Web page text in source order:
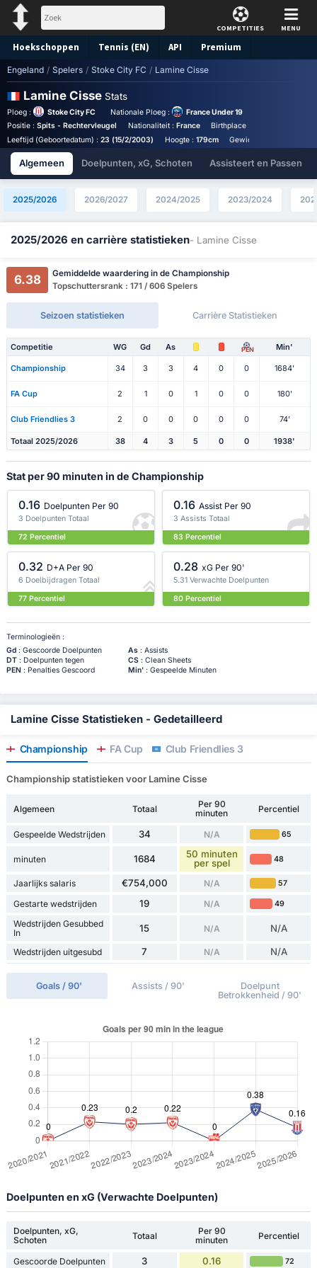
COMPETITIES MENU
Hoekschoppen Tennis (EN) API Premium
Voorspelling
Engeland / Spelers / Stoke City FC / Lamine Cisse
Lamine Cisse Stats
Ploeg : Stoke City FC Nationale Ploeg :
France Under 19
Positie : Spits - Rechtervleugel Nationaliteit : France Birthplace :
Leeftijd (Geboortedatum) : 23 (15/2/2003) Hoogte : 179cm Gewicht :
Algemeen Doelpunten, xG, Schoten Assisteert en Passen
2025/2026 2026/2027 2024/2025 2023/2024
2025/2026 en carrière statistieken- Lamine Cisse
6.38
Gemiddelde waardering in de Championship
Topschuttersrank : 171 / 606 Spelers
Seizoen statistieken Carrière Statistieken
Competitie WG Gd As PEN Min'
Championship 34 3 3 4 0 0 1684'
FA Cup 2 1 0 1 0 0 180'
Club Friendlies 3 2 0 0 0 0 0 74'
Totaal 2025/2026 38 4 3 5 0 0 1938'
Stat per 90 minuten in de Championship
0.16 Doelpunten Per 90
3 Doelpunten Totaal
72 Percentiel
0.16 Assist Per 90
3 Assists Totaal
83 Percentiel
0.32 D+A Per 90
6 Doelbijdragen Totaal
77 Percentiel
0.28 xG Per 90'
5.31 Verwachte Doelpunten
80 Percentiel
Terminologieën :
Gd: Gescoorde Doelpunten As: Assists
DT: Doelpunten tegen CS: Clean Sheets
PEN: Penalties Gescoord Min': Gespeelde Minuten
Lamine Cisse Statistieken - Gedetailleerd
Championship FA Cup Club Friendlies 3
Championship statistieken voor Lamine Cisse
Algemeen Totaal
Per 90
minuten
Percentiel
Gespeelde Wedstrijden 34 N/A 65
minuten 1684
50 minuten
per spel
48
Jaarlijks salaris €754,000 N/A 57
Gestarte wedstrijden 19 N/A 49
Wedstrijden Gesubbed
In
15 N/A N/A
Wedstrijden uitgesubd 7 N/A N/A
Goals / 90' Assists / 90'
Doelpunt
Betrokkenheid / 90'
Doelpunten en xG (Verwachte Doelpunten)
Doelpunten, xG,
Schoten
Totaal
Per 90
minuten
Percentiel
Gescoorde Doelpunten 3 0.16 72